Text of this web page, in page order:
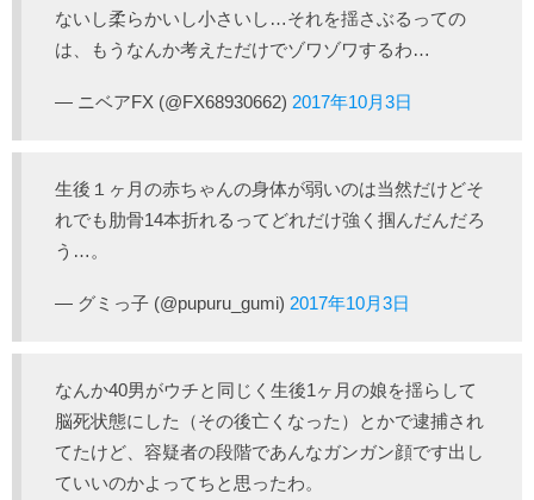
ないし柔らかいし小さいし…それを揺さぶるっての
は、もうなんか考えただけでゾワゾワするわ…
— ニベアFX (@FX68930662) 2017年10月3日
生後１ヶ月の赤ちゃんの身体が弱いのは当然だけどそ
れでも肋骨14本折れるってどれだけ強く掴んだんだろ
う…。
— グミっ子 (@pupuru_gumi) 2017年10月3日
なんか40男がウチと同じく生後1ヶ月の娘を揺らして
脳死状態にした（その後亡くなった）とかで逮捕され
てたけど、容疑者の段階であんなガンガン顔です出し
ていいのかよってちと思ったわ。